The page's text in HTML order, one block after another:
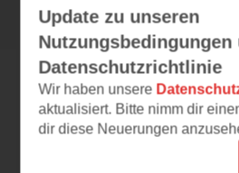
trancemitter
14.08.2021 – 08:01
Update zu unseren
Nutzungsbedingungen
Datenschutzrichtlinie
Wir haben unsere
aktualisiert. Bitte nimm dir
dir diese Neuerungen